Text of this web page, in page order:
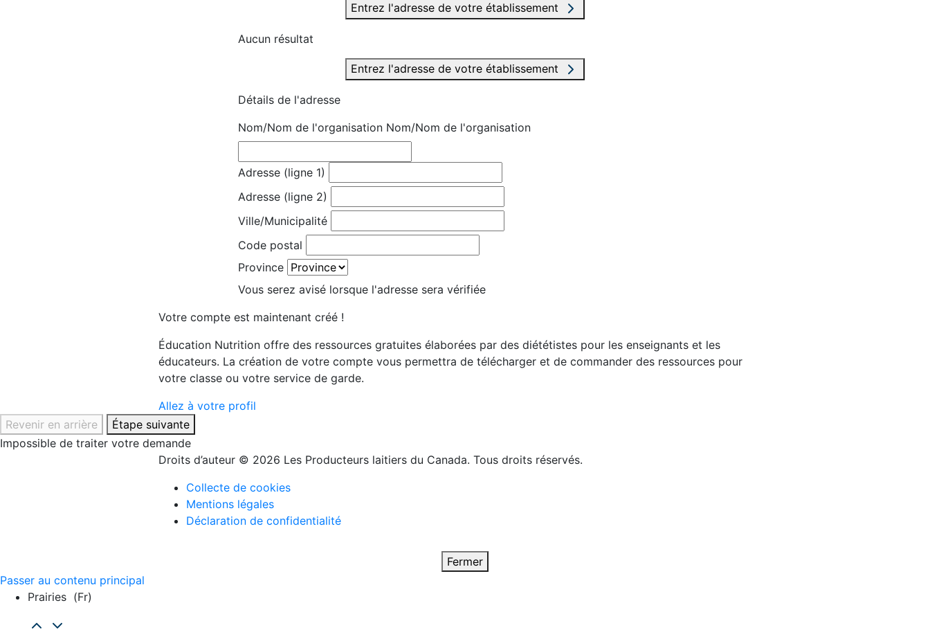
Entrez l'adresse de votre établissement
Aucun résultat
Entrez l'adresse de votre établissement
Détails de l'adresse
Nom/Nom de l'organisation Nom/Nom de l'organisation
Adresse (ligne 1)
Adresse (ligne 2)
Ville/Municipalité
Code postal
Province
Vous serez avisé lorsque l'adresse sera vérifiée
Votre compte est maintenant créé !
Éducation Nutrition offre des ressources gratuites élaborées par des diététistes pour les enseignants et les
éducateurs. La création de votre compte vous permettra de télécharger et de commander des ressources pour
votre classe ou votre service de garde.
Allez à votre profil
Revenir en arrière
Étape suivante
Impossible de traiter votre demande
Droits d’auteur © 2026 Les Producteurs laitiers du Canada. Tous droits réservés.
Collecte de cookies
Mentions légales
Déclaration de confidentialité
Fermer
Passer au contenu principal
Prairies (fr)